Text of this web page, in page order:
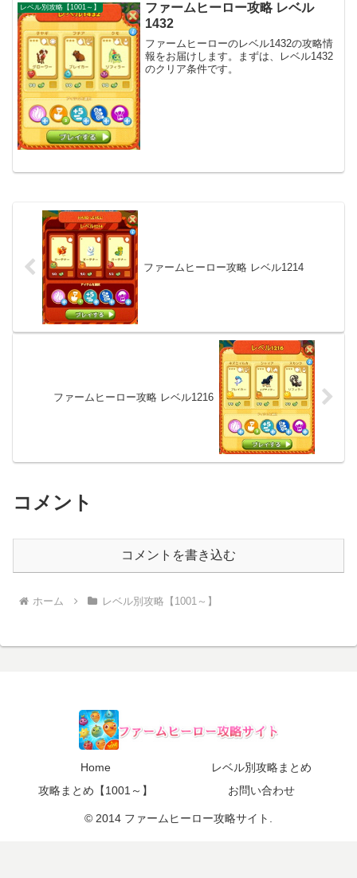
レベル別攻略【1001～】
ファームヒーロー攻略 レベル
1432
ファームヒーローのレベル1432の攻略情
報をお届けします。まずは、レベル1432
のクリア条件です。
ファームヒーロー攻略 レベル1214
ファームヒーロー攻略 レベル1216
コメント
コメントを書き込む
ホーム レベル別攻略【1001～】
Home
レベル別攻略まとめ
攻略まとめ【1001～】
お問い合わせ
© 2014 ファームヒーロー攻略サイト.